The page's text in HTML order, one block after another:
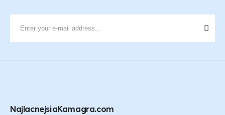
NajlacnejsiaKamagra.com